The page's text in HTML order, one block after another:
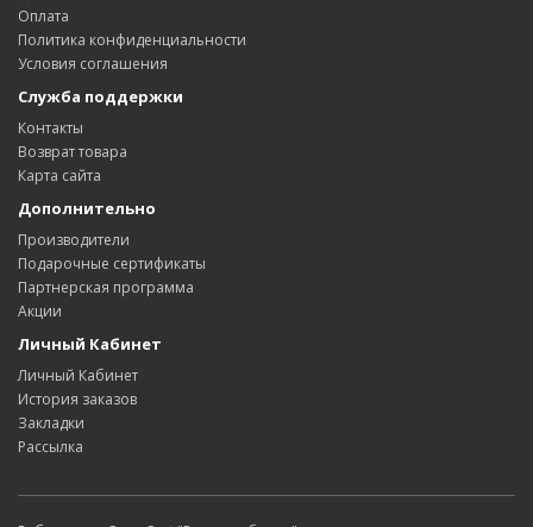
Оплата
Политика конфиденциальности
Условия соглашения
Служба поддержки
Контакты
Возврат товара
Карта сайта
Дополнительно
Производители
Подарочные сертификаты
Партнерская программа
Акции
Личный Кабинет
Личный Кабинет
История заказов
Закладки
Рассылка